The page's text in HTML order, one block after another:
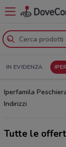
IN EVIDENZA
Iperfamila
Indirizzi
Tutte le